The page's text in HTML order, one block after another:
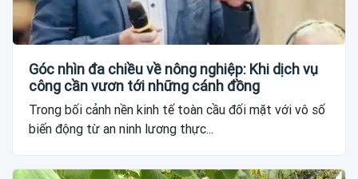
Góc nhìn đa chiều về nông nghiệp: Khi dịch vụ
công cần vươn tới những cánh đồng
Trong bối cảnh nền kinh tế toàn cầu đối mặt với vô số
biến động từ an ninh lương thực...